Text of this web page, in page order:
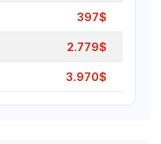
397$
2.779$
3.970$